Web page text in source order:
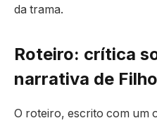
da trama.
Roteiro: crítica
narrativa de
O roteiro, escrito com um